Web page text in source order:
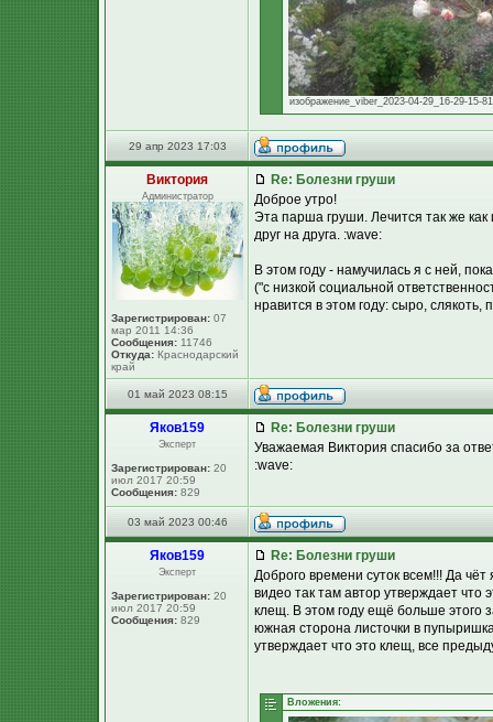
изображение_viber_2023-04-29_16-29-15-
29 апр 2023 17:03
Виктория
Администратор
Зарегистрирован: 07
мар 2011 14:36
Сообщения: 11746
Откуда: Краснодарский
край
Re: Болезни груши
Доброе утро!
Эта парша груши. Лечится так же
друг на друга. :wave:
В этом году - намучилась я с ней,
("с низкой социальной
нравится в этом году: сыро, слякоть,
01 май 2023 08:15
Яков159
Эксперт
Зарегистрирован: 20
июл 2017 20:59
Сообщения: 829
Re: Болезни груши
Уважаемая Виктория спасибо за
:wave:
03 май 2023 00:46
Яков159
Эксперт
Зарегистрирован: 20
июл 2017 20:59
Сообщения: 829
Re: Болезни груши
Доброго времени суток всем!!! Да
видео так там автор утверждает что
клещ. В этом году ещё больше этого
южная сторона листочки в
утверждает что это клещ, все
Вложения: